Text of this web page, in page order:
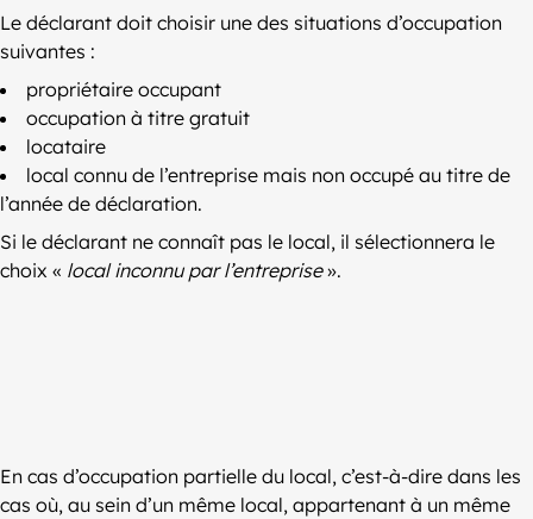
Le déclarant doit choisir une des situations d’occupation
suivantes :
propriétaire occupant
occupation à titre gratuit
locataire
local connu de l’entreprise mais non occupé au titre de
l’année de déclaration.
Si le déclarant ne connaît pas le local, il sélectionnera le
choix « local inconnu par l’entreprise».
En cas d’occupation partielle du local, c’est-à-dire dans les
cas où, au sein d’un même local, appartenant à un même